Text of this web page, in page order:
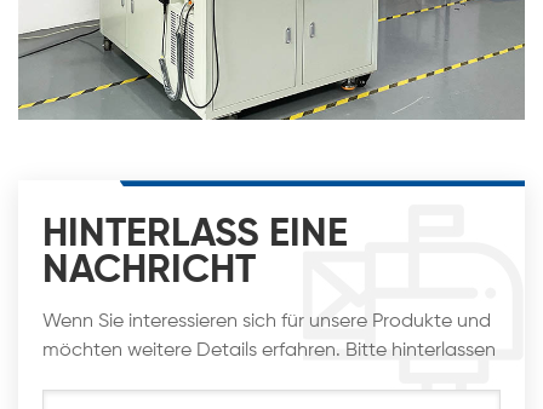
HINTERLASS EINE
NACHRICHT
Wenn Sie interessieren sich für unsere Produkte und
möchten weitere Details erfahren. Bitte hinterlassen